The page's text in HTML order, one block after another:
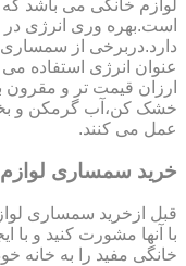
لوازم خانگی می باشد
است.بهره وری انرژی
دارد.دربرخی از سمساری
عنوان انرژی استفاده
ارزان قیمت تر و مقرون
خشک کن،آب گرمکن و
عمل می کنند.
خرید سمساری
قبل ازخرید سمساری
با آنها مشورت کنید و با
خانگی مفید را به خانه